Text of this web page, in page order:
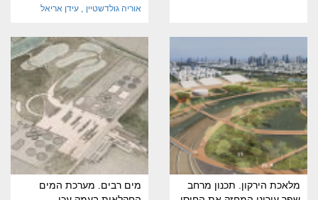
אוריה גולדשטיין עידן אריאל
מלאכת הירקון. תכנון מרחב
מים רבים. מערכת המים